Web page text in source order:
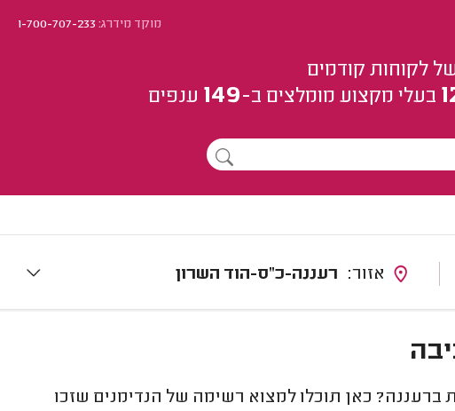
מוקד מידרג:1-700-707-233
לקוחות קודמים
בעלי מקצוע מומלצים ב-149 ענפים
רעננה-כ"ס-הוד השרון
כאן תוכלו למצוא רשימה של הנדימנים שזכו